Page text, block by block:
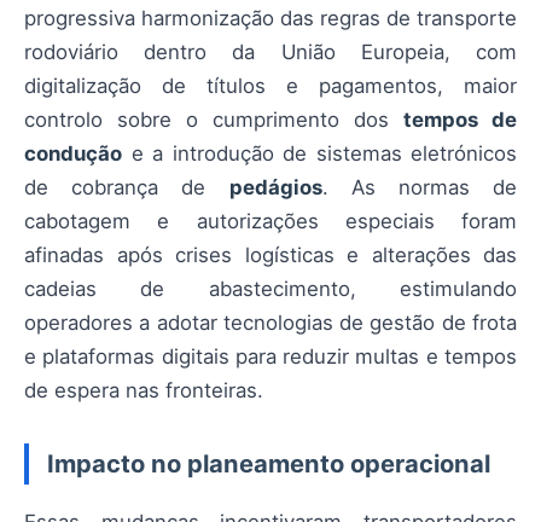
progressiva harmonização das regras de transporte
rodoviário dentro da União Europeia, com
digitalização de títulos e pagamentos, maior
controlo sobre o cumprimento dos tempos de
condução e a introdução de sistemas eletrónicos
de cobrança de pedágios. As normas de
cabotagem e autorizações especiais foram
afinadas após crises logísticas e alterações das
cadeias de abastecimento, estimulando
operadores a adotar tecnologias de gestão de frota
e plataformas digitais para reduzir multas e tempos
de espera nas fronteiras.
Impacto no planeamento operacional